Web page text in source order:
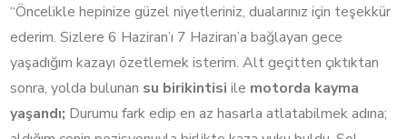
“Öncelikle hepinize güzel niyetleriniz, dualarınız için teşekkür
ederim. Sizlere 6 Haziran’ı 7 Haziran’a bağlayan gece
yaşadığım kazayı özetlemek isterim. Alt geçitten çıktıktan
sonra, yolda bulunan su birikintisi ile motorda kayma
yaşandı; Durumu fark edip en az hasarla atlatabilmek adına;